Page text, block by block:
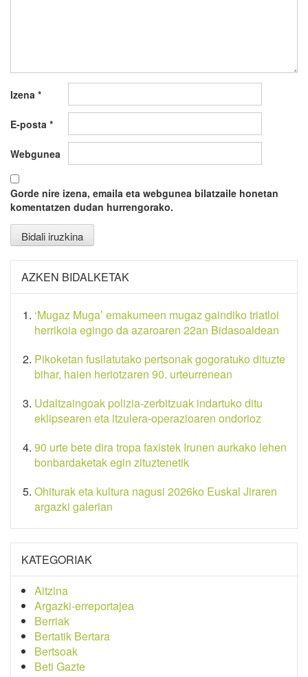
Izena *
E-posta *
Webgunea
Gorde nire izena, emaila eta webgunea bilatzaile honetan
komentatzen dudan hurrengorako.
AZKEN BIDALKETAK
‘Mugaz Muga’ emakumeen mugaz gaindiko triatloi
herrikoia egingo da azaroaren 22an Bidasoaldean
Pikoketan fusilatutako pertsonak gogoratuko dituzte
bihar, haien heriotzaren 90. urteurrenean
Udaltzaingoak polizia-zerbitzuak indartuko ditu
eklipsearen eta itzulera-operazioaren ondorioz
90 urte bete dira tropa faxistek Irunen aurkako lehen
bonbardaketak egin zituztenetik
Ohiturak eta kultura nagusi 2026ko Euskal Jiraren
argazki galerian
KATEGORIAK
Aitzina
Argazki-erreportajea
Berriak
Bertatik Bertara
Bertsoak
Beti Gazte